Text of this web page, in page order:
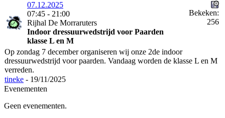
07.12.2025
07:45 - 21:00
Rijhal De Morraruters
Indoor dressuurwedstrijd voor Paarden
klasse L en M
Bekeken:
256
Op zondag 7 december organiseren wij onze 2de indoor
dressuurwedstrijd voor paarden. Vandaag worden de klasse L en M
verreden.
tineke - 19/11/2025
Evenementen
Geen evenementen.